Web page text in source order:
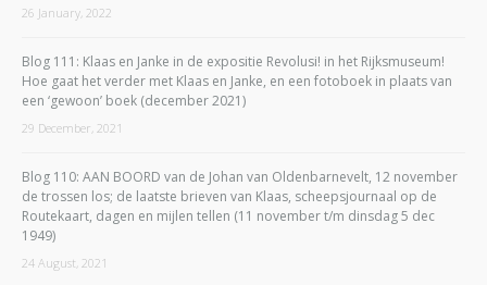
26 January, 2022
Blog 111: Klaas en Janke in de expositie Revolusi! in het Rijksmuseum!
Hoe gaat het verder met Klaas en Janke, en een fotoboek in plaats van
een ‘gewoon’ boek (december 2021)
29 December, 2021
Blog 110: AAN BOORD van de Johan van Oldenbarnevelt, 12 november
de trossen los; de laatste brieven van Klaas, scheepsjournaal op de
Routekaart, dagen en mijlen tellen (11 november t/m dinsdag 5 dec
1949)
24 August, 2021